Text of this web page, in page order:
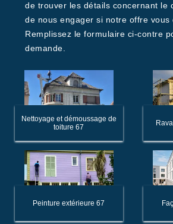
de trouver les détails concernant le
de nous engager si notre offre vous
Remplissez le formulaire ci-contre
demande.
Nettoyage et démoussage de
toiture 67
Peinture extérieure 67